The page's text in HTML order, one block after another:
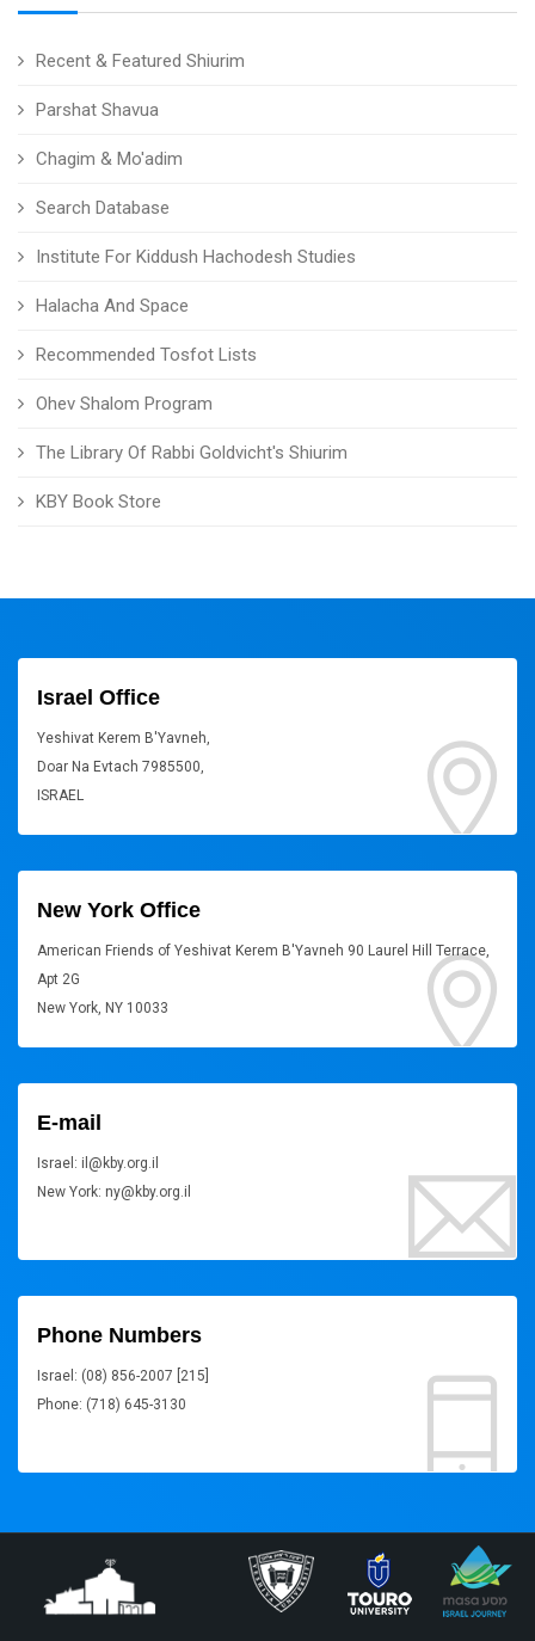
Recent & Featured Shiurim
Parshat Shavua
Chagim & Mo'adim
Search Database
Institute For Kiddush Hachodesh Studies
Halacha And Space
Recommended Tosfot Lists
Ohev Shalom Program
The Library Of Rabbi Goldvicht's Shiurim
KBY Book Store
Israel Office
Yeshivat Kerem B'Yavneh,
Doar Na Evtach 7985500,
ISRAEL
New York Office
American Friends of Yeshivat Kerem B'Yavneh 90 Laurel Hill Terrace,
Apt 2G
New York, NY 10033
E-mail
Israel: il@kby.org.il
New York: ny@kby.org.il
Phone Numbers
Israel: (08) 856-2007 [215]
Phone: (718) 645-3130